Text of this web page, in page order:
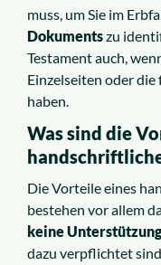
muss, um Sie im
Dokumentszu
Testament auch,
Einzelseiten oder
haben.
Was sind die
Die Vorteile eines
bestehen vor allem
keine
dazu verpflichtet